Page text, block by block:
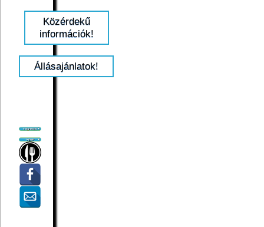
Közérdekű
információk!
Állásajánlatok!